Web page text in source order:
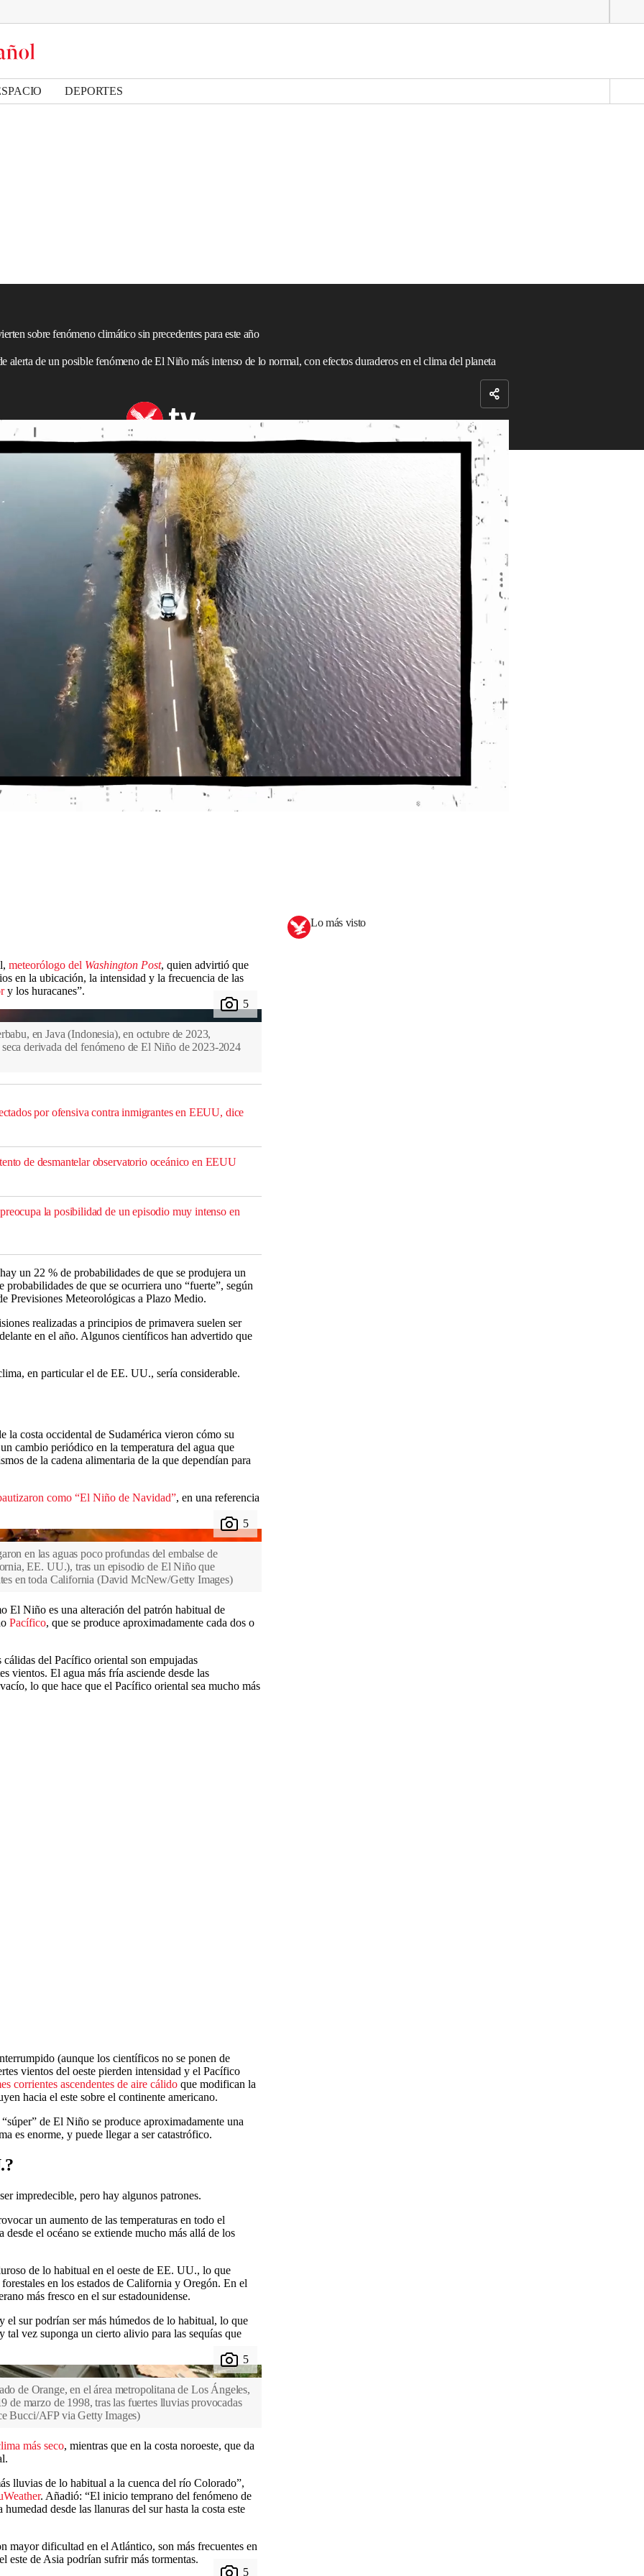
DEPORTES
sobre fenómeno climático sin precedentes para este año
alerta de un posible fenómeno de El Niño más intenso de lo normal, con efectos duraderos en el clima del planeta
forma sencilla
de las corrientes
atmosféricas y oceánicasa escala
cada día.
de que una versión especialmente intensa de uno de
la Tierra,
, podría alterar drásticamente estos
recientemente en una publicación en X (antes Twitter):
de
significativo, incluso fuerte o muy
meteorólogo del Washington Post, quien advirtió que
en la ubicación, la intensidad y la frecuencia de las
y los huracanes”.
en Java (Indonesia), en octubre de 2023,
derivada del fenómeno de El Niño de 2023-2024
por ofensiva contra inmigrantes en EEUU, dice
de desmantelar observatorio oceánico en EEUU
la posibilidad de un episodio muy intenso en
un 22 % de probabilidades de que se produjera un
de que se ocurriera uno “fuerte”, según
Previsiones Meteorológicas a Plazo Medio.
realizadas a principios de primavera suelen ser
en el año. Algunos científicos han advertido que
en particular el de EE. UU., sería considerable.
la costa occidental de Sudamérica vieron cómo su
cambio periódico en la temperatura del agua que
de la cadena alimentaria de la que dependían para
como “El Niño de Navidad”, en una referencia
en las aguas poco profundas del embalse de
EE. UU.), tras un episodio de El Niño que
en toda California (David McNew/Getty Images)
El Niño es una alteración del patrón habitual de
Pacífico, que se produce aproximadamente cada dos o
del Pacífico oriental son empujadas
vientos. El agua más fría asciende desde las
lo que hace que el Pacífico oriental sea mucho más
(aunque los científicos no se ponen de
vientos del oeste pierden intensidad y el Pacífico
corrientes ascendentes de aire cálido que modifican la
hacia el este sobre el continente americano.
de El Niño se produce aproximadamente una
es enorme, y puede llegar a ser catastrófico.
impredecible, pero hay algunos patrones.
un aumento de las temperaturas en todo el
el océano se extiende mucho más allá de los
de lo habitual en el oeste de EE. UU., lo que
en los estados de California y Oregón. En el
más fresco en el sur estadounidense.
el sur podrían ser más húmedos de lo habitual, lo que
tal vez suponga un cierto alivio para las sequías que
de Orange, en el área metropolitana de Los Ángeles,
de marzo de 1998, tras las fuertes lluvias provocadas
Bucci/AFP via Getty Images)
más seco, mientras que en la costa noroeste, que da
lluvias de lo habitual a la cuenca del río Colorado”,
. Añadió: “El inicio temprano del fenómeno de
desde las llanuras del sur hasta la costa este
mayor dificultad en el Atlántico, son más frecuentes en
este de Asia podrían sufrir más tormentas.
Lo más visto